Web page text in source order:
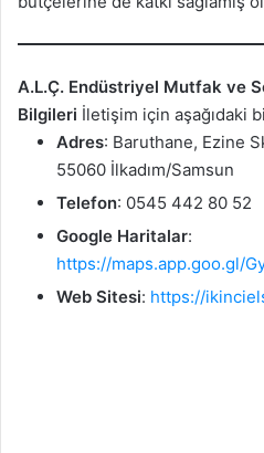
A.L.Ç. Endüstriyel Mutfak ve
Bilgileri İletişim için aşağıdaki
Adres: Baruthane, Ezine
55060 İlkadım/Samsun
Telefon: 0545 442 80 52
Google Haritalar:
https://maps.app.goo.gl/
Web Sitesi: https://